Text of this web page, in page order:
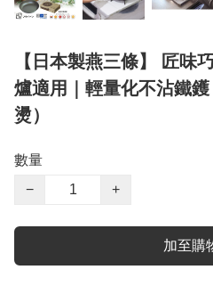
【日本製燕三條】 匠味
爐適用｜輕量化不沾鐵
燙）
數量
−
+
加至購